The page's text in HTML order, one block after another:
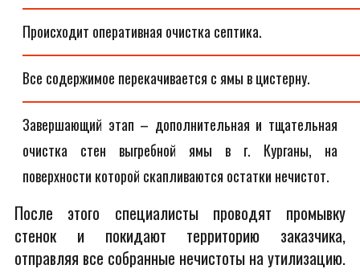
Происходит оперативная очистка септика.
Все содержимое перекачивается с ямы в цистерну.
Завершающий этап – дополнительная и тщательная
очистка стен выгребной ямы в г. Курганы, на
поверхности которой скапливаются остатки нечистот.
После этого специалисты проводят промывку
стенок и покидают территорию заказчика,
отправляя все собранные нечистоты на утилизацию.